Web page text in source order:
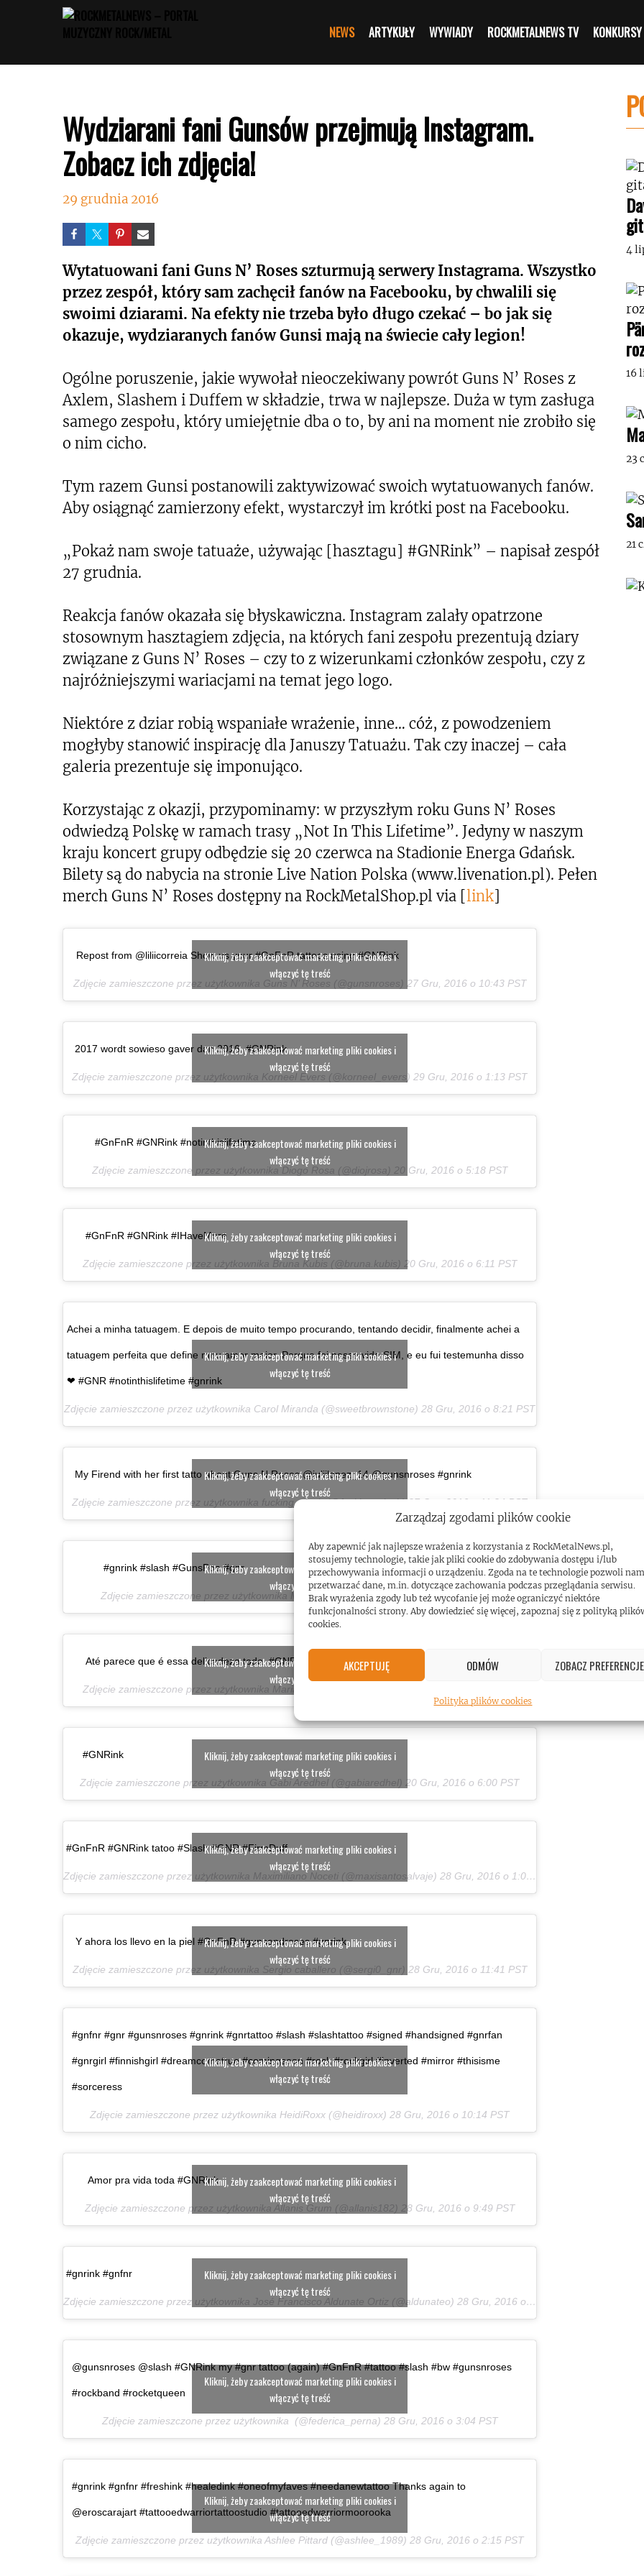
Zarządzaj zgodami plików cookie
Aby zapewnić jak najlepsze wrażenia z korzystania z RockMetalNews.pl,
stosujemy technologie, takie jak pliki cookie do zdobywania dostępu i/lub
przechowywania informacji o urządzeniu. Zgoda na te technologie pozwoli nam
przetwarzać dane, m.in. dotyczące zachowania podczas przeglądania serwisu.
Brak wyrażenia zgody lub też wycofanie jej może ograniczyć niektóre
funkcjonalności strony. Aby dowiedzieć się więcej, zapoznaj się z polityką
cookies.
AKCEPTUJĘ ODMÓW ZOBACZ PREFERENCJE
Polityka plików cookies
NEWS ARTYKUŁY WYWIADY ROCKMETALNEWS TV KONKURSY
Wydziarani fani Gunsów przejmują Instagram.
Zobacz ich zdjęcia!
29 grudnia 2016
Wytatuowani fani Guns N’ Roses szturmują serwery Instagrama. Wszystko
przez zespół, który sam zachęcił fanów na Facebooku, by chwalili się
swoimi dziarami. Na efekty nie trzeba było długo czekać – bo jak się
okazuje, wydziaranych fanów Gunsi mają na świecie cały legion!
Ogólne poruszenie, jakie wywołał nieoczekiwany powrót Guns N’ Roses z
Axlem, Slashem i Duffem w składzie, trwa w najlepsze. Duża w tym zasługa
samego zespołu, który umiejętnie dba o to, by ani na moment nie zrobiło się
o nim cicho.
Tym razem Gunsi postanowili zaktywizować swoich wytatuowanych fanów.
Aby osiągnąć zamierzony efekt, wystarczył im krótki post na Facebooku.
„Pokaż nam swoje tatuaże, używając [hasztagu] #GNRink” – napisał zespół
27 grudnia.
Reakcja fanów okazała się błyskawiczna. Instagram zalały opatrzone
stosownym hasztagiem zdjęcia, na których fani zespołu prezentują dziary
związane z Guns N’ Roses – czy to z wizerunkami członków zespołu, czy z
najróżniejszymi wariacjami na temat jego logo.
Niektóre z dziar robią wspaniałe wrażenie, inne… cóż, z powodzeniem
mogłyby stanowić inspirację dla Januszy Tatuażu. Tak czy inaczej – cała
galeria prezentuje się imponująco.
Korzystając z okazji, przypominamy: w przyszłym roku Guns N’ Roses
odwiedzą Polskę w ramach trasy „Not In This Lifetime”. Jedyny w naszym
kraju koncert grupy odbędzie się 20 czerwca na Stadionie Energa Gdańsk.
Bilety są do nabycia na stronie Live Nation Polska (www.livenation.pl). Pełen
merch Guns N’ Roses dostępny na RockMetalShop.pl via [link]
Repost from @liliicorreia Show us your #GnFnR tattoos using #GNRink
Zdjęcie zamieszczone przez użytkownika Guns N’ Roses (@gunsnroses) 27 Gru, 2016 o 10:43 PST
Kliknij, żeby zaakceptować marketing pliki cookies i
włączyć tę treść
2017 wordt sowieso gaver dan 2016. #GNRink
Zdjęcie zamieszczone przez użytkownika Korneel Evers (@korneel_evers) 29 Gru, 2016 o 1:13 PST
Kliknij, żeby zaakceptować marketing pliki cookies i
włączyć tę treść
#GnFnR #GNRink #notinthislifetime
Zdjęcie zamieszczone przez użytkownika Diogo Rosa (@diojrosa) 20 Gru, 2016 o 5:18 PST
Kliknij, żeby zaakceptować marketing pliki cookies i
włączyć tę treść
#GnFnR #GNRink #IHaveMore
Zdjęcie zamieszczone przez użytkownika Bruna Kubis (@bruna.kubis) 20 Gru, 2016 o 6:11 PST
Kliknij, żeby zaakceptować marketing pliki cookies i
włączyć tę treść
Achei a minha tatuagem. E depois de muito tempo procurando, tentando decidir, finalmente achei a
tatuagem perfeita que define meu amor maior. Porque foi nessa vida SIM, e eu fui testemunha disso
❤ #GNR #notinthislifetime #gnrink
Zdjęcie zamieszczone przez użytkownika Carol Miranda (@sweetbrownstone) 28 Gru, 2016 o 8:21 PST
Kliknij, żeby zaakceptować marketing pliki cookies i
włączyć tę treść
My Firend with her first tatto about Guns N Roses @juliilopez_14 @gunsnroses #gnrink
Zdjęcie zamieszczone przez użytkownika fucking_slash (@fucking_slash)27 Gru, 2016 o 11:24 PST
Kliknij, żeby zaakceptować marketing pliki cookies i
włączyć tę treść
#gnrink #slash #GunsPoa #gnr
Zdjęcie zamieszczone przez użytkownika Miion (@miion1913)20 Gru, 2016 o 5:25 PST
Kliknij, żeby zaakceptować marketing pliki cookies i
włączyć tę treść
Até parece que é essa delicadeza toda. #GNRink
Zdjęcie zamieszczone przez użytkownika Mariana Garcia (@marecgs)
Kliknij, żeby zaakceptować marketing pliki cookies i
włączyć tę treść
#GNRink
Zdjęcie zamieszczone przez użytkownika Gabi Aredhel (@gabiaredhel) 20 Gru, 2016 o 6:00 PST
Kliknij, żeby zaakceptować marketing pliki cookies i
włączyć tę treść
#GnFnR #GNRink tatoo #Slash #GNR #FirmDuff
Zdjęcie zamieszczone przez użytkownika Maximiliano Noceti (@maxisantosalvaje) 28 Gru, 2016 o 1:04 PST
Kliknij, żeby zaakceptować marketing pliki cookies i
włączyć tę treść
Y ahora los llevo en la piel #GnFnR #gunsandroses #gnrink
Zdjęcie zamieszczone przez użytkownika Sergio caballero (@sergi0_gnr) 28 Gru, 2016 o 11:41 PST
Kliknij, żeby zaakceptować marketing pliki cookies i
włączyć tę treść
#gnfnr #gnr #gunsnroses #gnrink #gnrtattoo #slash #slashtattoo #signed #handsigned #gnrfan
#gnrgirl #finnishgirl #dreamcometrue #comingsoon #rock #rockgirl #inverted #mirror #thisisme
#sorceress
Zdjęcie zamieszczone przez użytkownika HeidiRoxx (@heidiroxx) 28 Gru, 2016 o 10:14 PST
Kliknij, żeby zaakceptować marketing pliki cookies i
włączyć tę treść
Amor pra vida toda #GNRink
Zdjęcie zamieszczone przez użytkownika Allanis Grum (@allanis182) 28 Gru, 2016 o 9:49 PST
Kliknij, żeby zaakceptować marketing pliki cookies i
włączyć tę treść
#gnrink #gnfnr
Zdjęcie zamieszczone przez użytkownika José Francisco Aldunate Ortiz (@aldunateo) 28 Gru, 2016 o 6:35 PST
Kliknij, żeby zaakceptować marketing pliki cookies i
włączyć tę treść
@gunsnroses @slash #GNRink my #gnr tattoo (again) #GnFnR #tattoo #slash #bw #gunsnroses
#rockband #rocketqueen
Zdjęcie zamieszczone przez użytkownika ‍ (@federica_perna) 28 Gru, 2016 o 3:04 PST
Kliknij, żeby zaakceptować marketing pliki cookies i
włączyć tę treść
#gnrink #gnfnr #freshink #healedink #oneofmyfaves #needanewtattoo Thanks again to
@eroscarajart #tattooedwarriortattoostudio #tattooedwarriormoorooka
Zdjęcie zamieszczone przez użytkownika Ashlee Pittard (@ashlee_1989) 28 Gru, 2016 o 2:15 PST
Kliknij, żeby zaakceptować marketing pliki cookies i
włączyć tę treść
4
16
23
21